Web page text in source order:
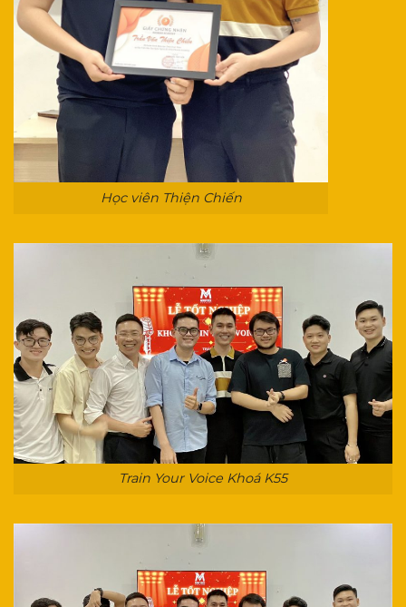
Học viên Thiện Chiến
Train Your Voice Khoá K55